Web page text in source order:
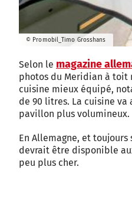
© Promobil_Timo Grosshans
Selon le magazine
photos du Meridian à toit
cuisine mieux équipé,
de 90 litres. La cuisine
pavillon plus volumineux.
En Allemagne, et
devrait être disponible
peu plus cher.